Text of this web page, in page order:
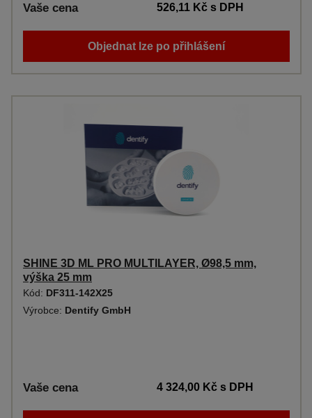
Vaše cena 526,11 Kčs DPH
Objednat lze po přihlášení
SHINE 3D ML PRO MULTILAYER, Ø98,5 mm,
výška 25 mm
Kód: DF311-142X25
Výrobce: Dentify GmbH
Vaše cena 4 324,00 Kčs DPH